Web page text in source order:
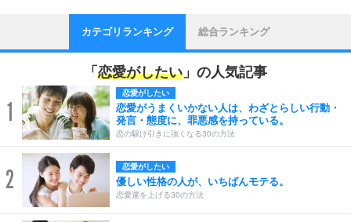
カテゴリランキング 総合ランキング
「 恋愛がしたい 」の人気記事
1
恋愛がしたい
恋愛がうまくいかない人は、わざとらしい行動・
発言・態度に、罪悪感を持っている。
恋の駆け引きに強くなる30の方法
2 恋愛がしたい
優しい性格の人が、いちばんモテる。
恋愛運を上げる30の方法